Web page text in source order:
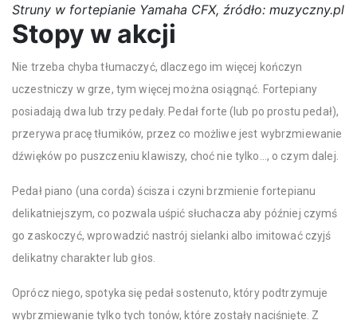
Struny w fortepianie Yamaha CFX, źródło: muzyczny.pl
Stopy w akcji
Nie trzeba chyba tłumaczyć, dlaczego im więcej kończyn
uczestniczy w grze, tym więcej można osiągnąć. Fortepiany
posiadają dwa lub trzy pedały. Pedał forte (lub po prostu pedał),
przerywa pracę tłumików, przez co możliwe jest wybrzmiewanie
dźwięków po puszczeniu klawiszy, choć nie tylko…, o czym dalej.
Pedał piano (una corda) ścisza i czyni brzmienie fortepianu
delikatniejszym, co pozwala uśpić słuchacza aby później czymś
go zaskoczyć, wprowadzić nastrój sielanki albo imitować czyjś
delikatny charakter lub głos.
Oprócz niego, spotyka się pedał sostenuto, który podtrzymuje
wybrzmiewanie tylko tych tonów, które zostały naciśnięte. Z